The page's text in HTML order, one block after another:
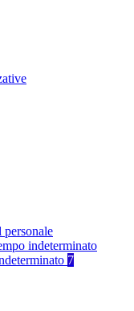
personale
indeterminato
7